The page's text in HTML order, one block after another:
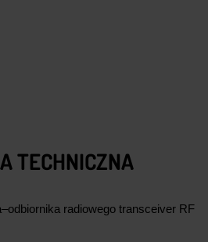
TECHNICZNA
radiowego transceiver RF